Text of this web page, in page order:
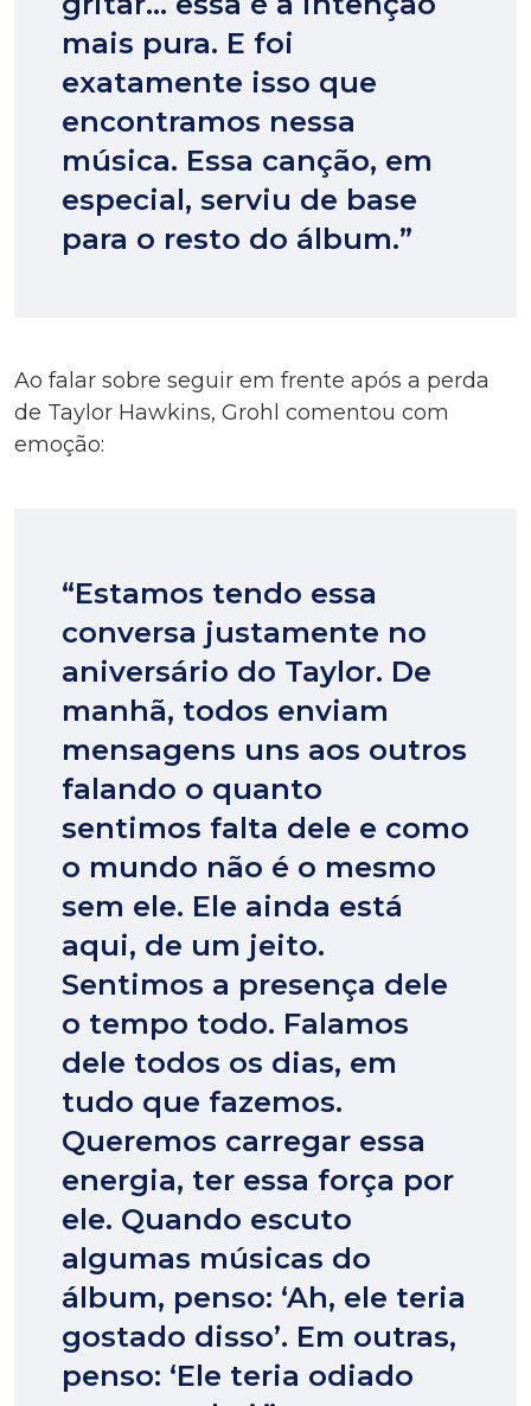
mais pura. E foi
exatamente isso que
encontramos nessa
música. Essa canção, em
especial, serviu de base
para o resto do álbum.”
Ao falar sobre seguir em frente após a perda
de Taylor Hawkins, Grohl comentou com
emoção:
“Estamos tendo essa
conversa justamente no
aniversário do Taylor. De
manhã, todos enviam
mensagens uns aos outros
falando o quanto
sentimos falta dele e como
o mundo não é o mesmo
sem ele. Ele ainda está
aqui, de um jeito.
Sentimos a presença dele
o tempo todo. Falamos
dele todos os dias, em
tudo que fazemos.
Queremos carregar essa
energia, ter essa força por
ele. Quando escuto
algumas músicas do
álbum, penso: ‘Ah, ele teria
gostado disso’. Em outras,
penso: ‘Ele teria odiado